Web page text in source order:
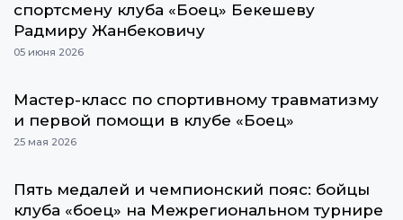
спортсмену клуба «Боец» Бекешеву
Радмиру Жанбековичу
05 июня 2026
Мастер-класс по спортивному травматизму
и первой помощи в клубе «Боец»
25 мая 2026
Пять медалей и чемпионский пояс: бойцы
клуба «боец» на Межрегиональном турнире